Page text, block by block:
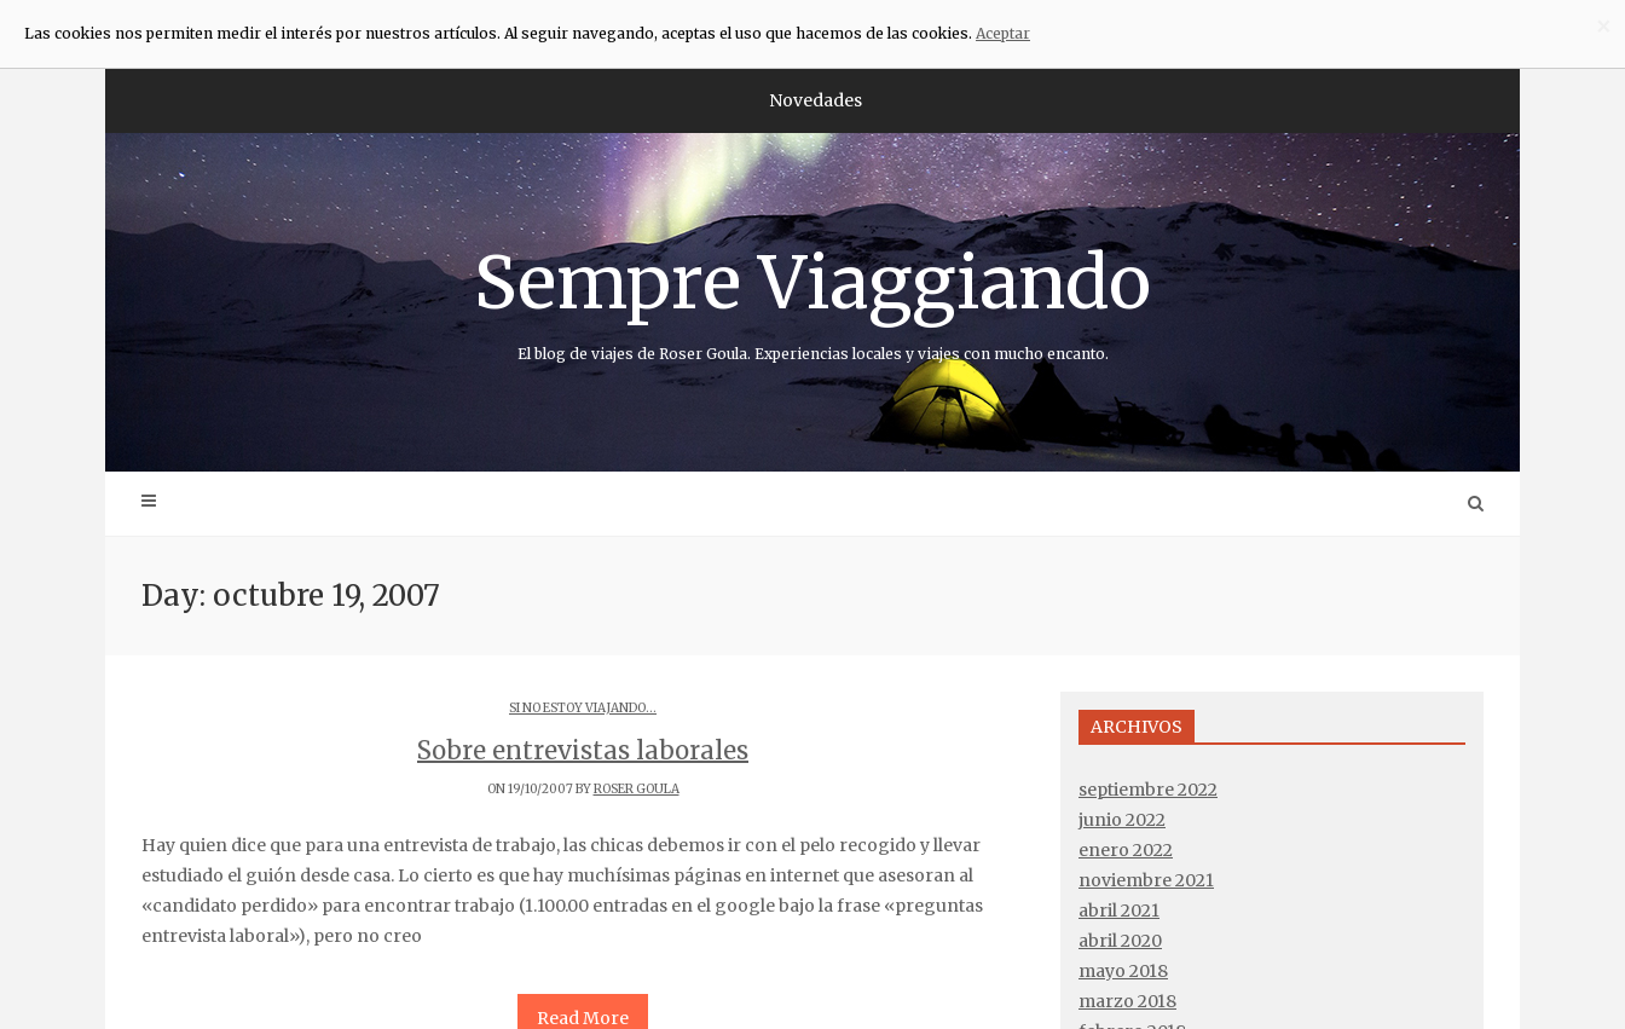
Novedades
Sempre Viaggiando
El blog de viajes de Roser Goula. Experiencias locales y viajes con mucho encanto.
Day: octubre 19, 2007
SI NO ESTOY VIAJANDO...
Sobre entrevistas laborales
ON 19/10/2007 BYROSER GOULA
Hay quien dice que para una entrevista de trabajo, las chicas debemos ir con el pelo recogido y llevar
estudiado el guión desde casa. Lo cierto es que hay muchísimas páginas en internet que asesoran al
«candidato perdido» para encontrar trabajo (1.100.00 entradas en el google bajo la frase «preguntas
entrevista laboral»), pero no creo
Read More
ARCHIVOS
septiembre 2022
junio 2022
enero 2022
noviembre 2021
abril 2021
abril 2020
mayo 2018
marzo 2018
Las cookies nos permiten medir el interés por nuestros artículos. Al seguir navegando, aceptas el uso que hacemos de las cookies. Aceptar